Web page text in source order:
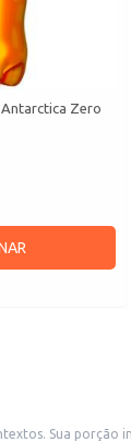
Zero
para